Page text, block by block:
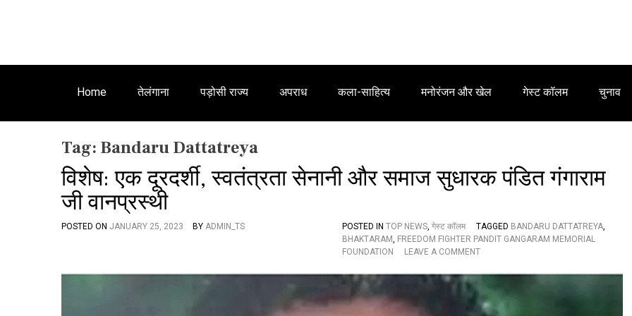
Home तेलंगाना पड़ोसी राज्य अपराध कला-साहित्य मनोरंजन और खेल गेस्ट कॉलम चुनाव
Tag: Bandaru Dattatreya
विशेष: एक दूरदर्शी, स्वतंत्रता सेनानी और समाज सुधारक पंडित गंगाराम
जी वानप्रस्थी
POSTED ON JANUARY 25, 2023 BY ADMIN_TS POSTED IN TOP NEWS, गेस्ट कॉलम TAGGED BANDARU DATTATREYA,
BHAKTARAM, FREEDOM FIGHTER PANDIT GANGARAM MEMORIAL
FOUNDATION
LEAVE A COMMENTO
वि
शे
ष